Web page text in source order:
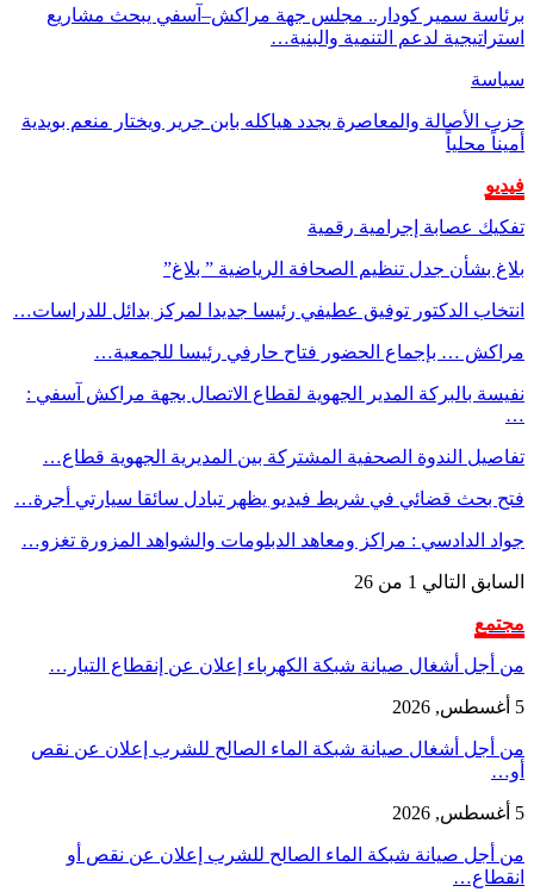
برئاسة سمير كودار.. مجلس جهة مراكش–آسفي يبحث مشاريع
استراتيجية لدعم التنمية والبنية…
سياسة
حزب الأصالة والمعاصرة يجدد هياكله بابن جرير ويختار منعم بويدية
أميناً محلياً
فيديو
تفكيك عصابة إجرامية رقمية
بلاغ بشأن جدل تنظيم الصحافة الرياضية ” بلاغ”
انتخاب الدكتور توفيق عطيفي رئيسا جديدا لمركز بدائل للدراسات…
مراكش … بإجماع الحضور فتاح حارفي رئيسا للجمعية…
نفيسة بالبركة المدير الجهوية لقطاع الاتصال بجهة مراكش آسفي :
…
تفاصيل الندوة الصحفية المشتركة بين المديرية الجهوية قطاع…
فتح بحث قضائي في شريط فيديو يظهر تبادل سائقا سيارتي أجرة…
جواد الدادسي : مراكز ومعاهد الدبلومات والشواهد المزورة تغزو…
السابق التالي 1 من 26
مجتمع
من أجل أشغال صيانة شبكة الكهرباء إعلان عن إنقطاع التيار…
5 أغسطس, 2026
من أجل أشغال صيانة شبكة الماء الصالح للشرب إعلان عن نقص
أو…
5 أغسطس, 2026
من أجل صيانة شبكة الماء الصالح للشرب إعلان عن نقص أو
انقطاع…